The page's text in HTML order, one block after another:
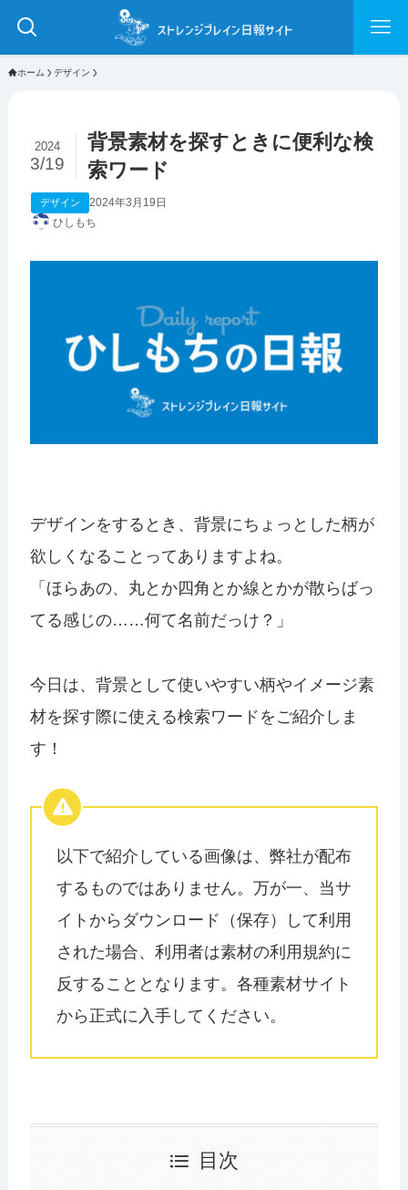
ホーム デザイン
背景素材を探すときに便利な検
索ワード
2024
3/19
デザイン
2024年3月19日
ひしもち
デザインをするとき、背景にちょっとした柄が
欲しくなることってありますよね。
「ほらあの、丸とか四角とか線とかが散らばっ
てる感じの……何て名前だっけ？」
今日は、背景として使いやすい柄やイメージ素
材を探す際に使える検索ワードをご紹介しま
す！
以下で紹介している画像は、弊社が配布
するものではありません。万が一、当サ
イトからダウンロード（保存）して利用
された場合、利用者は素材の利用規約に
反することとなります。各種素材サイト
から正式に入手してください。
目次